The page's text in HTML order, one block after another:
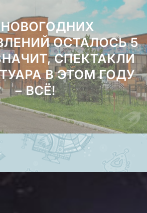
ОСТАЛОСЬ 5
СПЕКТАКЛИ
В ЭТОМ ГОДУ
– ВСЁ!